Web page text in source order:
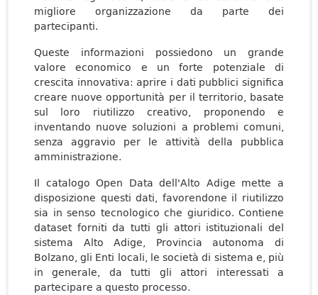
migliore organizzazione da parte dei
partecipanti.
Queste informazioni possiedono un grande
valore economico e un forte potenziale di
crescita innovativa: aprire i dati pubblici significa
creare nuove opportunità per il territorio, basate
sul loro riutilizzo creativo, proponendo e
inventando nuove soluzioni a problemi comuni,
senza aggravio per le attività della pubblica
amministrazione.
Il catalogo Open Data dell'Alto Adige mette a
disposizione questi dati, favorendone il riutilizzo
sia in senso tecnologico che giuridico. Contiene
dataset forniti da tutti gli attori istituzionali del
sistema Alto Adige, Provincia autonoma di
Bolzano, gli Enti locali, le società di sistema e, più
in generale, da tutti gli attori interessati a
partecipare a questo processo.